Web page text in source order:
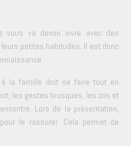
vous va devoir vivre avec des
petites habitudes. Il est donc
la famille doit se faire tout en
les gestes brusques, les cris et
Lors de la présentation,
le rassurer. Cela permet de